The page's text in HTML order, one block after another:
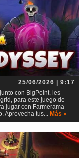
25/06/2026 | 9:17
con BigPoint, les
para este juego de
jugar con Farmerama
Aprovecha tus... Más »